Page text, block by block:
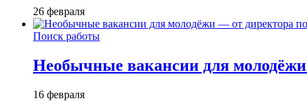
26 февраля
Поиск работы
Необычные вакансии для
16 февраля